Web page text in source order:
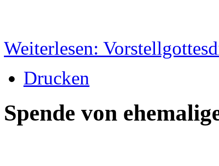
Weiterlesen:
Drucken
Spende von